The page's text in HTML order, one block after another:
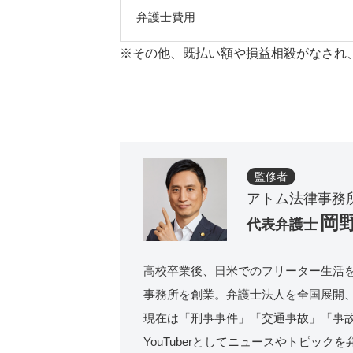
弁護士費用
※その他、既払い額や損益相殺がなされ
監修者
アトム法律事務
代表弁護士 岡
高校卒業後、日米でのフリーター生活
事務所を創業。弁護士法人を全国展開
現在は「刑事事件」「交通事故」「事
YouTuberとしてニュースやトピックを